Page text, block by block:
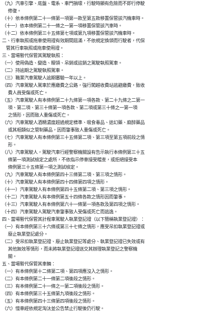
（九）汽車引擎、底盤、電系、車門損壞，行駛時顯有危險而不即行停駛
      修復。
（十）依本條例第二十一條第一項第一款至第五款移置保管該汽機車時。
（十一）依本條例第二十一條之一第一項移置保管該汽車時。
（十二）依本條例第三十五條第七項或第九項移置保管該汽機車時。
二、行車執照或拖車使用證有效期間屆滿，不依規定換領而行駛者，代保
    管其行車執照或拖車使用證。
三、當場暫代保管其駕駛執照：
（一）使用偽造、變造、矇領、吊銷或註銷之駕駛執照駕車。
（二）持逾期之駕駛執照駕車。
（三）職業汽車駕駛人逾期審驗一年以上。
（四）汽車駕駛人駕車於應繳費之公路，強行闖越收費站逃避繳費，致收
      費人員受傷或死亡。
（五）汽車駕駛人有本條例第二十九條第一項各款、第二十九條之二第一
      項、第二項、第三十條第一項各款、第二項或第三十條之一第一項
      之情形，因而致人重傷或死亡。
（六）汽車駕駛人酒精濃度超過規定標準、吸食毒品、迷幻藥、麻醉藥品
      或其相類似之管制藥品，因而肇事致人重傷或死亡。
（七）汽車駕駛人有本條例第三十五條第二項、第三項至第五項前段之情
      形。
（八）汽車駕駛人，駕駛汽車行經警察機關設有告示執行本條例第三十五
      條第一項測試檢定之處所，不依指示停車接受稽查，或拒絕接受本
      條例第三十五條第一項之測試檢定。
（九）汽車駕駛人有本條例第四十三條第二項、第三項之情形。
（十）汽車駕駛人有本條例第四十四條第四項之情形。
（十一）汽車駕駛人有本條例第四十五條第二項、第三項之情形。
（十二）汽車駕駛人有本條例第五十四條各款之情形因而肇事。
（十三）汽車駕駛人有本條例第六十一條第一項各款及第四項之情形。
（十四）汽車駕駛人駕駛汽車肇事致人受傷或死亡而逃逸。
四、當場暫代保管其計程車駕駛人執業登記證（以下簡稱執業登記證）：
（一）有本條例第三十六條或第三十七條之情形，應受吊扣執業登記證或
      廢止執業登記處分。
（二）受吊扣執業登記證、廢止執業登記等處分、執業登記證已失效或有
      其他無效等情形，而未將執業登記證送交其辦理執業登記之警察機
      關。
五、當場暫代保管其車輛：
（一）有本條例第十二條第二項、第四項應沒入之情形。
（二）有本條例第二十一條第二項後段之情形。
（三）有本條例第二十一條之一第二項後段之情形。
（四）有本條例第三十五條第九項後段之情形。
（五）有本條例第四十三條第四項後段之情形。
（六）慢車經依規定淘汰並公告禁止行駛後仍行駛。